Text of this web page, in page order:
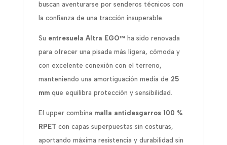
buscan aventurarse por senderos técnicos con
la confianza de una tracción insuperable.
Su entresuela Altra EGO™ ha sido renovada
para ofrecer una pisada más ligera, cómoda y
con excelente conexión con el terreno,
manteniendo una amortiguación media de 25
mmque equilibra protección y sensibilidad.
El upper combina malla antidesgarros 100 %
RPET con capas superpuestas sin costuras,
aportando máxima resistencia y durabilidad sin